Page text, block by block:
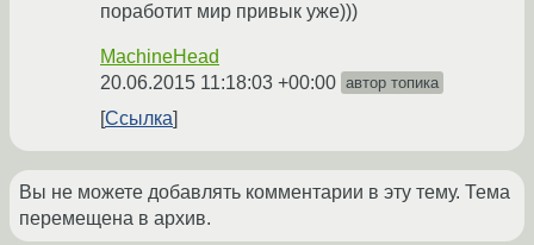
поработит мир привык уже)))
MachineHead
20.06.2015 11:18:03 +00:00 автор топика
Ссылка
Вы не можете добавлять комментарии в эту тему. Тема
перемещена в архив.